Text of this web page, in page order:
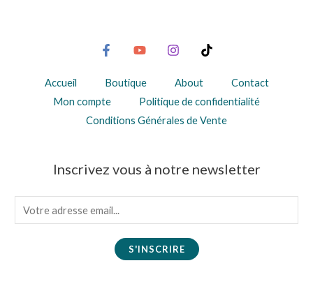
Accueil Boutique About
Contact
Mon compte
Politique de confidentialité
Conditions Générales de Vente
Inscrivez vous à notre newsletter
m
S'INSCRIRE